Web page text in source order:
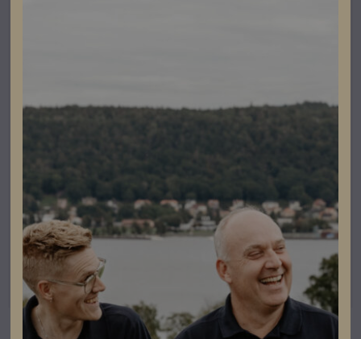
Multi Kabinet Switch ( from 3-6 Cabinets and 2 x 7-
11Cabinets)
Lev. artikelnummer: P13601
Artikelnummer: 304152
Läs mer